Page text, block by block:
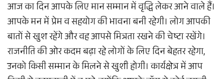
आज का दिन आपके लिए मान सम्मान में वृद्धि लेकर आने वाले हैं।
आपके मन में प्रेम व सहयोग की भावना बनी रहेगी। लोग आपकी
बातों से खुश रहेंगे और वह आपसे मित्रता रखने की चेष्टा रखेंगे।
राजनीति की ओर कदम बढ़ा रहे लोगों के लिए दिन बेहतर रहेगा,
उनको किसी सम्मान के मिलने से खुशी होगी। कार्यक्षेत्र में आप